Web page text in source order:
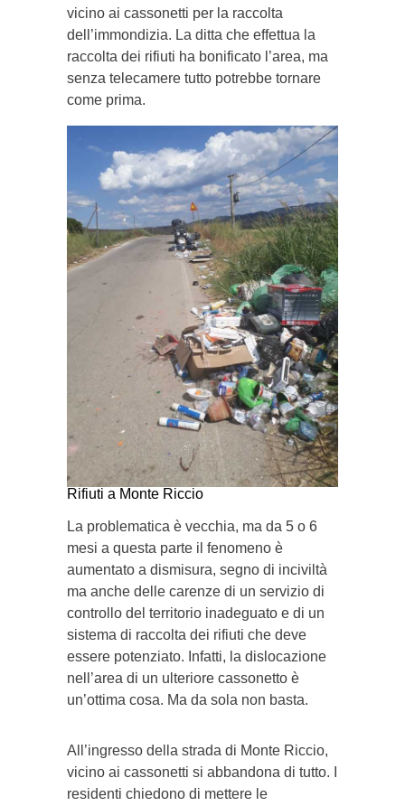
vicino ai cassonetti per la raccolta
dell’immondizia. La ditta che effettua la
raccolta dei rifiuti ha bonificato l’area, ma
senza telecamere tutto potrebbe tornare
come prima.
Rifiuti a Monte Riccio
La problematica è vecchia, ma da 5 o 6
mesi a questa parte il fenomeno è
aumentato a dismisura, segno di inciviltà
ma anche delle carenze di un servizio di
controllo del territorio inadeguato e di un
sistema di raccolta dei rifiuti che deve
essere potenziato. Infatti, la dislocazione
nell’area di un ulteriore cassonetto è
un’ottima cosa. Ma da sola non basta.
All’ingresso della strada di Monte Riccio,
vicino ai cassonetti si abbandona di tutto. I
residenti chiedono di mettere le